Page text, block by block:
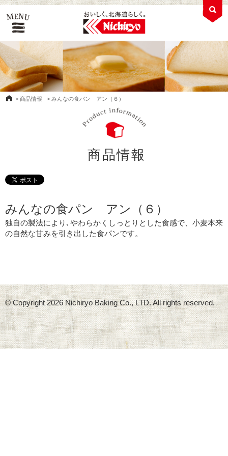
> 商品情報 > みんなの食パン アン（６）
商品情報
みんなの食パン アン（６）
独自の製法により､やわらかくしっとりとした食感で、小麦本来
の自然な甘みを引き出した食パンです。
© Copyright2026 Nichiryo Baking Co., LTD. All rights reserved.